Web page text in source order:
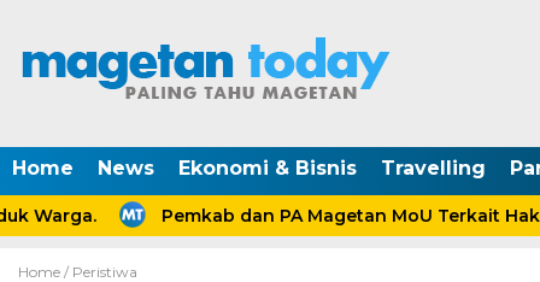
Home News Ekonomi & Bisnis Travelling
Warga. Pemkab dan PA Magetan MoU Terkait Hak
Home / Peristiwa